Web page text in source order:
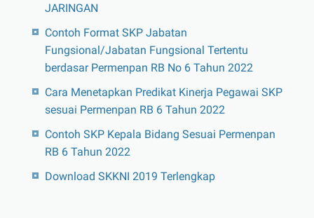
JARINGAN
Contoh Format SKP Jabatan
Fungsional/Jabatan Fungsional Tertentu
berdasar Permenpan RB No 6 Tahun 2022
Cara Menetapkan Predikat Kinerja Pegawai SKP
sesuai Permenpan RB 6 Tahun 2022
Contoh SKP Kepala Bidang Sesuai Permenpan
RB 6 Tahun 2022
Download SKKNI 2019 Terlengkap